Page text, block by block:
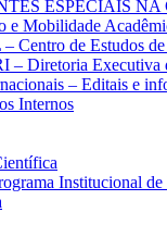
ESPECIAIS
e Mobilidade
Centro de Estudos
– Diretoria Executiva
– Editais e
Internos
Institucional de